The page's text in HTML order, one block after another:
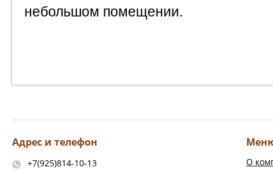
небольшом помещении.
Адрес и телефон
+7(925)814-10-13
О